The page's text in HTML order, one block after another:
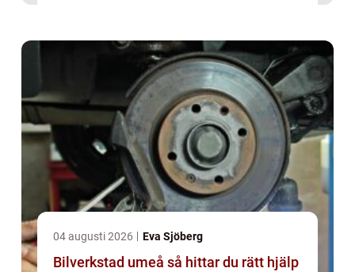
04 augusti 2026 Eva Sjöberg
Bilverkstad umeå så hittar du rätt hjälp